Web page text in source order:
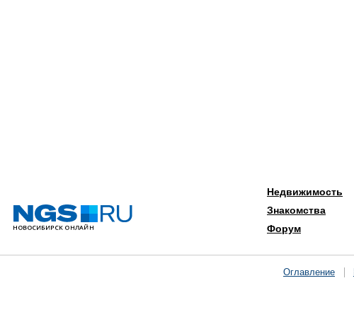
Недвижимость
Знакомства
Форум
Оглавление